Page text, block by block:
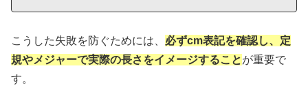
こうした失敗を防ぐためには、 必ずcm表記を確認し、定
規やメジャーで実際の長さをイメージすることが重要で
す。